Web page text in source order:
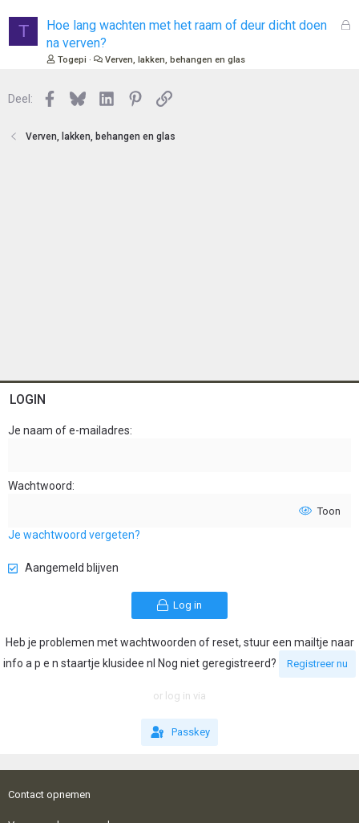
n
T
G
Hoe lang wachten met het raam of deur dicht doen
na verven?
Togepi Verven, lakken, behangen en glas
Deel: Facebook
BlueskyLinkedInPinterest
Link
Verven, lakken, behangen en glas
LOGIN
Je naam of e-mailadres
Wachtwoord
Toon
Je wachtwoord vergeten?
Aangemeld blijven
Log in
Heb je problemen met wachtwoorden of reset, stuur een mailtje naar
info a p e n staartje klusidee nl Nog niet geregistreerd?
Registreer nu
or log in via
Passkey
Contact opnemen